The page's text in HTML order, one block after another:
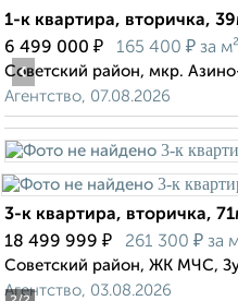
1-к квартира, вторичка,
6 499 000 ₽ 165 400 ₽ за м²
Советский район, мкр.
Агентство, 07.08.2026
‹
3-к квартира, вторичка,
18 499 999 ₽ 261 300 ₽ за
Советский район, ЖК МЧС,
Агентство, 03.08.2026